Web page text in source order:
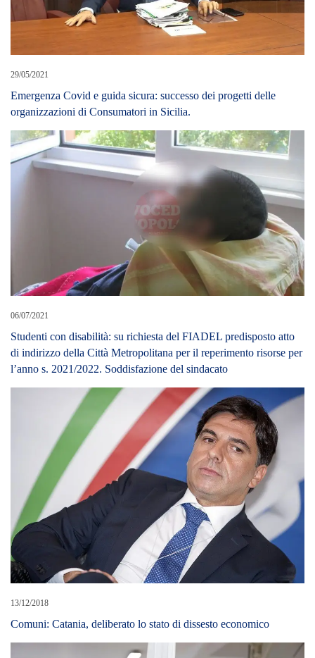
29/05/2021
Emergenza Covid e guida sicura: successo dei progetti delle
organizzazioni di Consumatori in Sicilia.
06/07/2021
Studenti con disabilità: su richiesta del FIADEL predisposto atto
di indirizzo della Città Metropolitana per il reperimento risorse per
l’anno s. 2021/2022. Soddisfazione del sindacato
13/12/2018
Comuni: Catania, deliberato lo stato di dissesto economico